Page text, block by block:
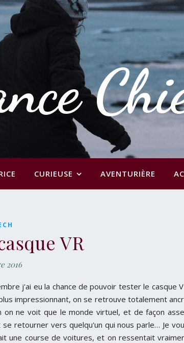
CURIEUSE AVENTURIÈRE
VR
2016
j'ai eu la chance de pouvoir tester le casque
impressionnant, on se retrouve totalement
ne voit que le monde virtuel, et de façon
retourner vers quelqu'un qui nous parle… Je
une course de voitures, et on ressentait